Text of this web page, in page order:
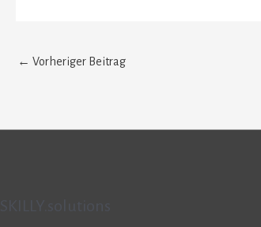
← Vorheriger Beitrag